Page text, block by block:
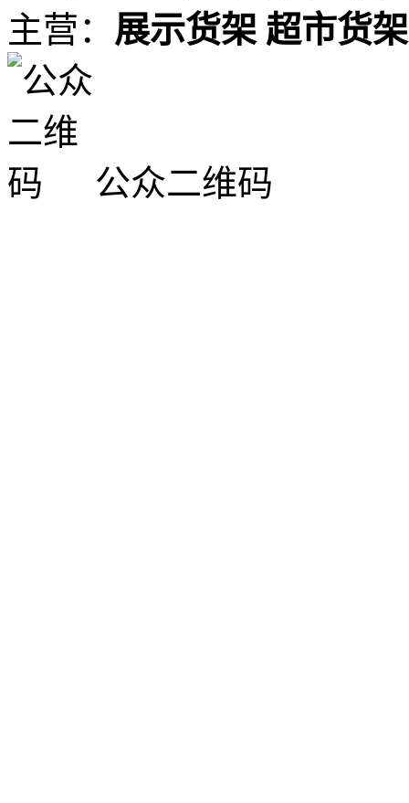
主营： 展示货架 超市货架
公众二维码